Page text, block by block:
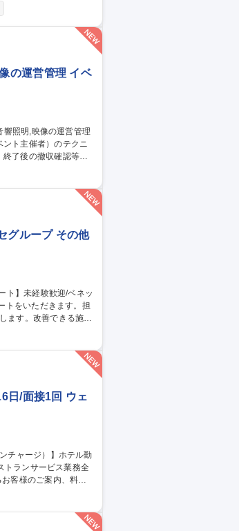
管理業務■所得税対
の運営管理 イベ
ト主催者）のテクニ
了後の撤収確認等。
・予算などのヒアリ
を行います) ※きめ細や
グループ その他
ます。改善できる施設
対応 ■採用支援/新拠
日/面接1回 ウェ
応 ■料理・飲み物の配